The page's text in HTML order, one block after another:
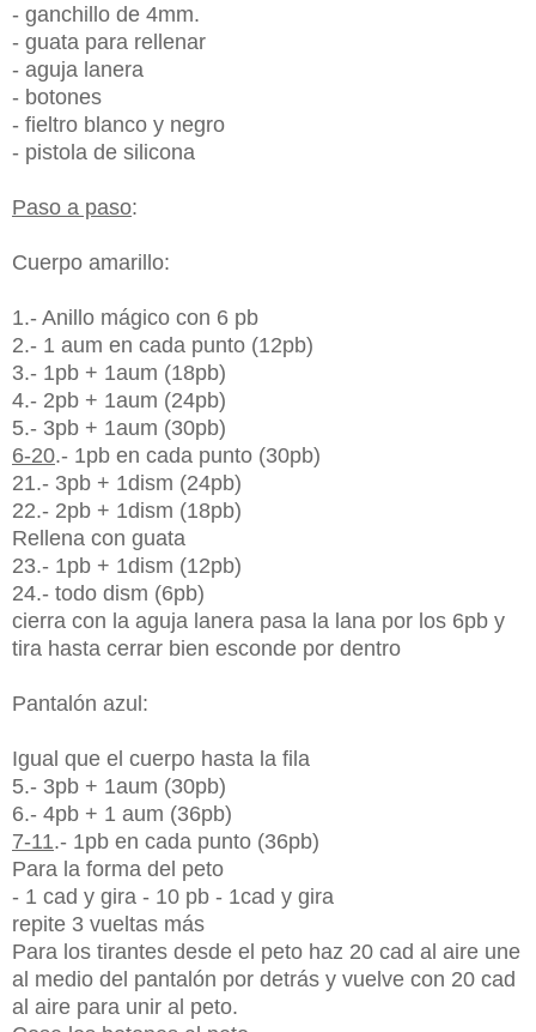
- ganchillo de 4mm.
- guata para rellenar
- aguja lanera
- botones
- fieltro blanco y negro
- pistola de silicona
Paso a paso:
Cuerpo amarillo:
1.- Anillo mágico con 6 pb
2.- 1 aum en cada punto (12pb)
3.- 1pb + 1aum (18pb)
4.- 2pb + 1aum (24pb)
5.- 3pb + 1aum (30pb)
6-20.- 1pb en cada punto (30pb)
21.- 3pb + 1dism (24pb)
22.- 2pb + 1dism (18pb)
Rellena con guata
23.- 1pb + 1dism (12pb)
24.- todo dism (6pb)
cierra con la aguja lanera pasa la lana por los 6pb y
tira hasta cerrar bien esconde por dentro
Pantalón azul:
Igual que el cuerpo hasta la fila
5.- 3pb + 1aum (30pb)
6.- 4pb + 1 aum (36pb)
7-11.- 1pb en cada punto (36pb)
Para la forma del peto
- 1 cad y gira - 10 pb - 1cad y gira
repite 3 vueltas más
Para los tirantes desde el peto haz 20 cad al aire une
al medio del pantalón por detrás y vuelve con 20 cad
al aire para unir al peto.